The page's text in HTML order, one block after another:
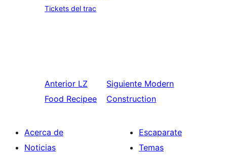
Tickets del trac
Anterior LZ
Food Recipee
Siguiente Modern
Construction
Acerca de
Noticias
Escaparate
Temas